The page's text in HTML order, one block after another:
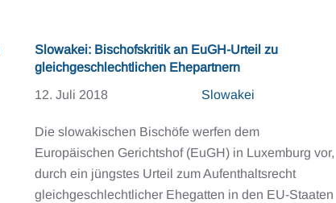
Slowakei: Bischofskritik an EuGH-Urteil zu
gleichgeschlechtlichen Ehepartnern
12. Juli 2018
Slowakei
Die slowakischen Bischöfe werfen dem
Europäischen Gerichtshof (EuGH) in Luxemburg vor,
durch ein jüngstes Urteil zum Aufenthaltsrecht
gleichgeschlechtlicher Ehegatten in den EU-Staaten